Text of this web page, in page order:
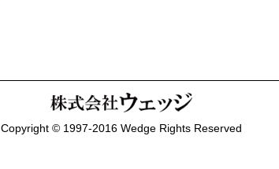
Copyright © 1997-2016 Wedge Rights Reserved